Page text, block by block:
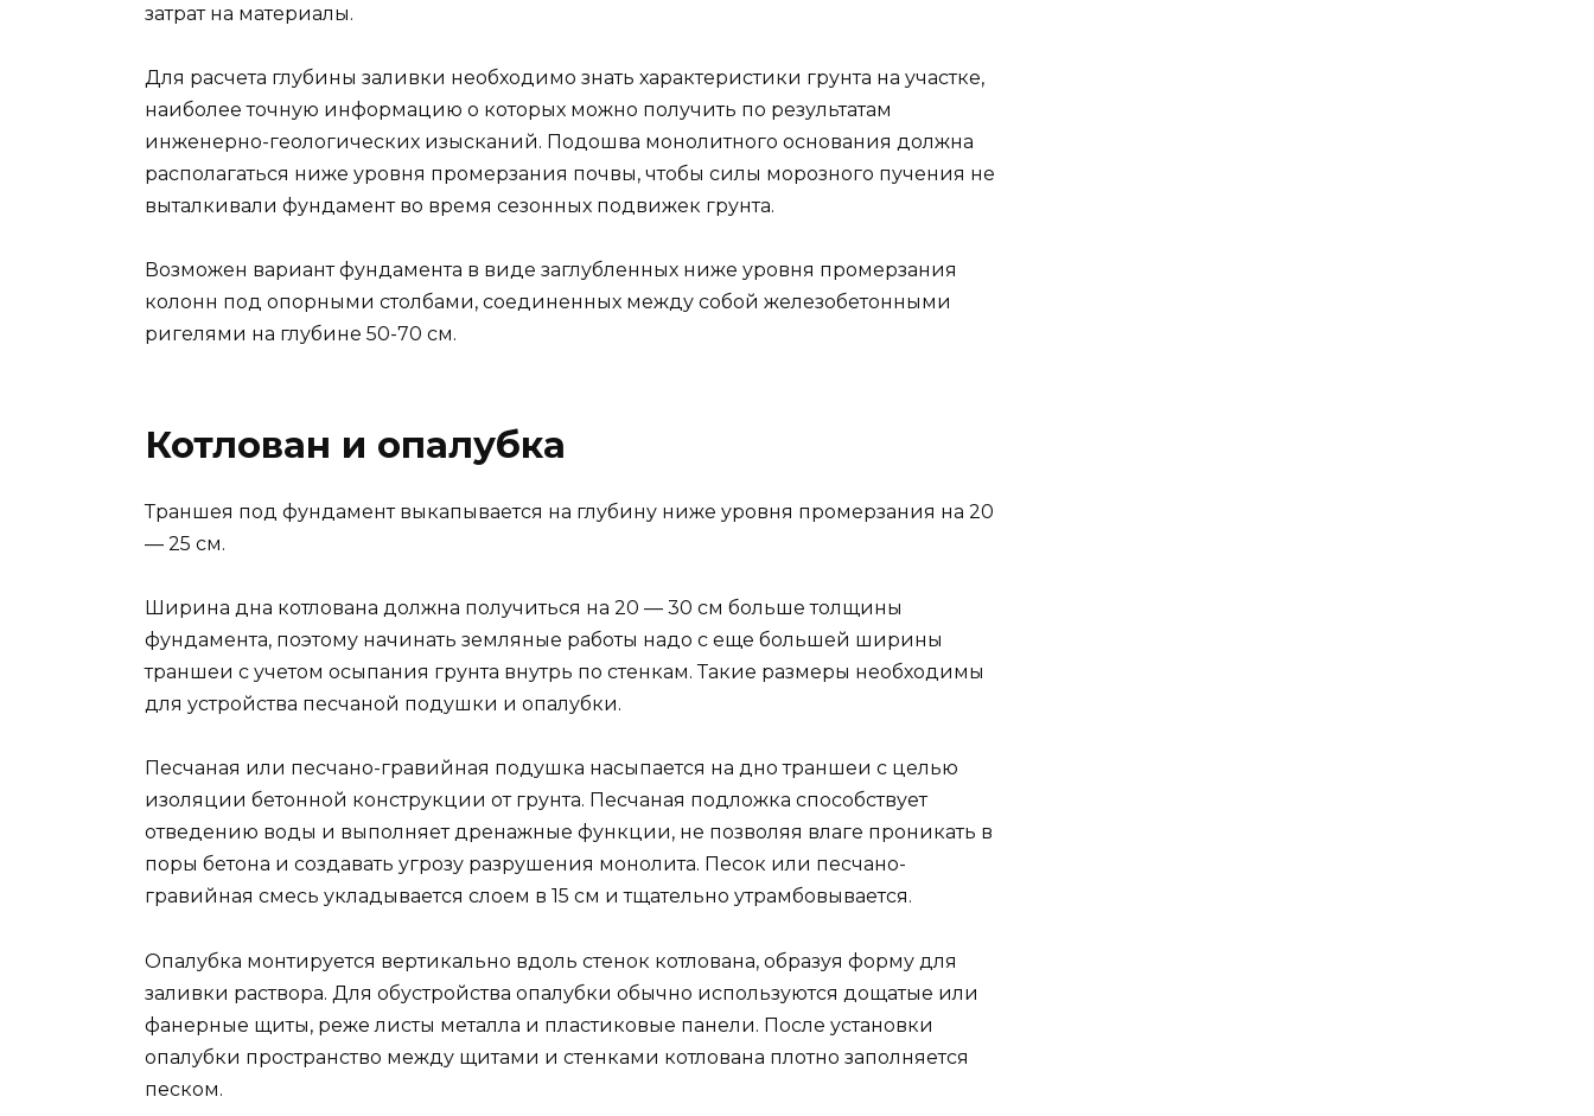
затрат на материалы.
Для расчета глубины заливки необходимо знать характеристики грунта на участке,
наиболее точную информацию о которых можно получить по результатам
инженерно-геологических изысканий. Подошва монолитного основания должна
располагаться ниже уровня промерзания почвы, чтобы силы морозного пучения не
выталкивали фундамент во время сезонных подвижек грунта.
Возможен вариант фундамента в виде заглубленных ниже уровня промерзания
колонн под опорными столбами, соединенных между собой железобетонными
ригелями на глубине 50-70 см.
Котлован и опалубка
Траншея под фундамент выкапывается на глубину ниже уровня промерзания на 20
— 25 см.
Ширина дна котлована должна получиться на 20 — 30 см больше толщины
фундамента, поэтому начинать земляные работы надо с еще большей ширины
траншеи с учетом осыпания грунта внутрь по стенкам. Такие размеры необходимы
для устройства песчаной подушки и опалубки.
Песчаная или песчано-гравийная подушка насыпается на дно траншеи с целью
изоляции бетонной конструкции от грунта. Песчаная подложка способствует
отведению воды и выполняет дренажные функции, не позволяя влаге проникать в
поры бетона и создавать угрозу разрушения монолита. Песок или песчано-
гравийная смесь укладывается слоем в 15 см и тщательно утрамбовывается.
Опалубка монтируется вертикально вдоль стенок котлована, образуя форму для
заливки раствора. Для обустройства опалубки обычно используются дощатые или
фанерные щиты, реже листы металла и пластиковые панели. После установки
опалубки пространство между щитами и стенками котлована плотно заполняется
песком.